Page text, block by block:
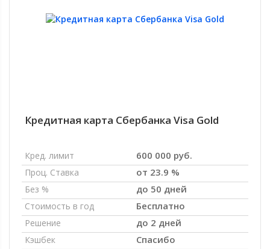
Кредитная карта Сбербанка Visa Gold
Кред. лимит 600 000 руб.
Проц. Ставка от 23.9 %
Без % до 50 дней
Стоимость в год Бесплатно
Решение до 2 дней
Кэшбек Спасибо